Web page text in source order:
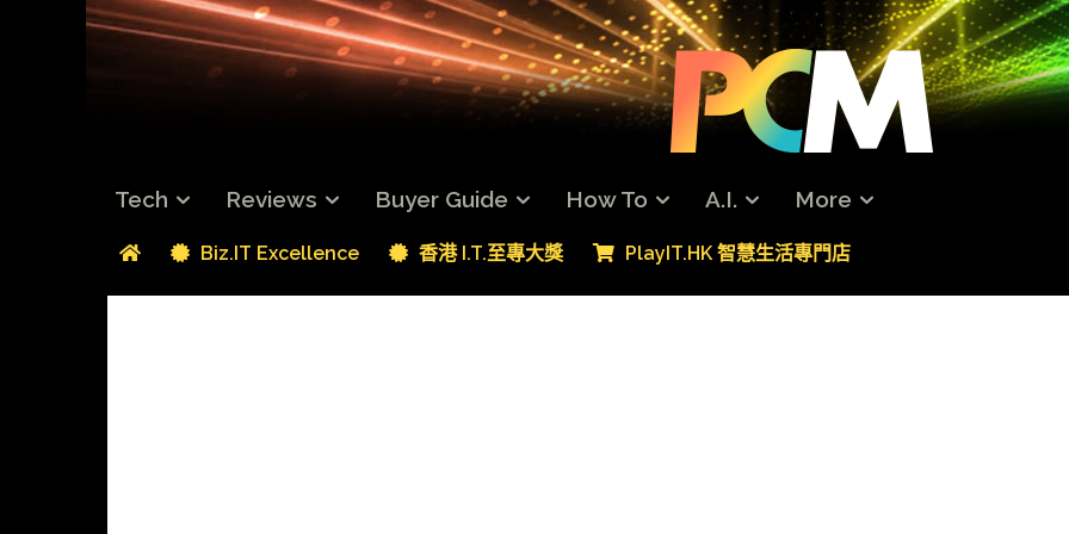
Tech Reviews Buyer Guide How To A.I. More
Biz.IT Excellence 香港 I.T.至專大獎 PlayIT.HK 智慧生活專門店